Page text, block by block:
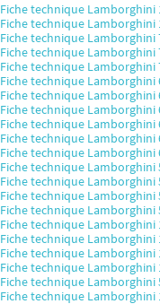
Fiche technique Lamborghini
Fiche technique Lamborghini
Fiche technique Lamborghini
Fiche technique Lamborghini
Fiche technique Lamborghini
Fiche technique Lamborghini
Fiche technique Lamborghini
Fiche technique Lamborghini
Fiche technique Lamborghini
Fiche technique Lamborghini
Fiche technique Lamborghini
Fiche technique Lamborghini
Fiche technique Lamborghini
Fiche technique Lamborghini
Fiche technique Lamborghini
Fiche technique Lamborghini
Fiche technique Lamborghini
Fiche technique Lamborghini
Fiche technique Lamborghini
Fiche technique Lamborghini
Fiche technique Lamborghini